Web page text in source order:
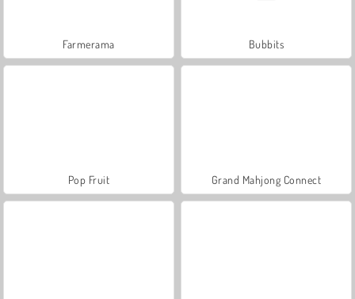
Farmerama Bubbits
Pop Fruit Grand Mahjong Connect